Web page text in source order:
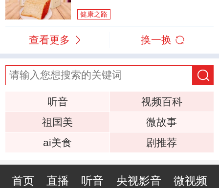
健康之路
查看更多 换一换
听音
视频百科
祖国美
微故事
ai美食
剧推荐
首页 直播 听音 央视影音 微视频